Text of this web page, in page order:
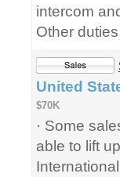
intercom
Other
United
$70K
· Some
able to lift